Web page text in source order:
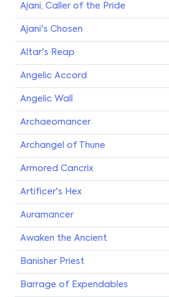
Ajani, Caller of the Pride
Ajani's Chosen
Altar's Reap
Angelic Accord
Angelic Wall
Archaeomancer
Archangel of Thune
Armored Cancrix
Artificer's Hex
Auramancer
Awaken the Ancient
Banisher Priest
Barrage of Expendables